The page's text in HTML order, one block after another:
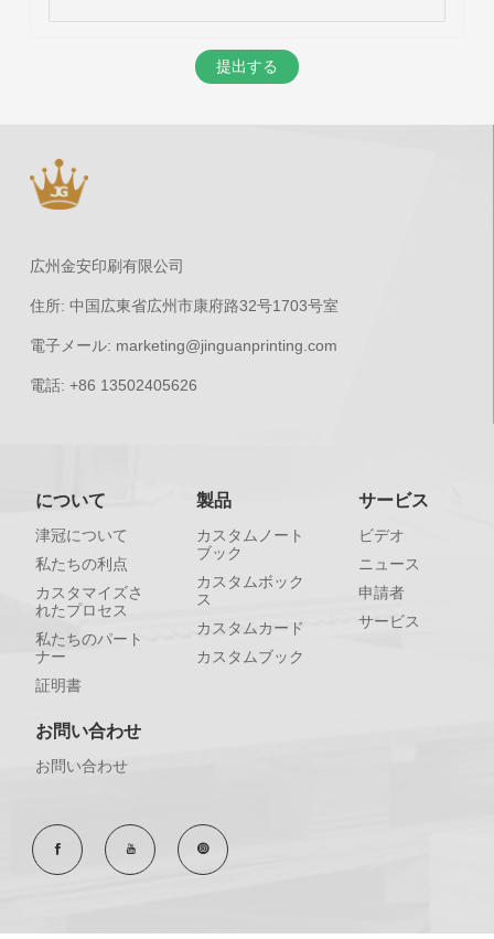
提出する
広州金安印刷有限公司
住所: 中国広東省広州市康府路32号1703号室
電子メール: marketing@jinguanprinting.com
電話: +86 13502405626
について
津冠について
私たちの利点
カスタマイズさ
れたプロセス
私たちのパート
ナー
証明書
製品
カスタムノート
ブック
カスタムボック
ス
カスタムカード
カスタムブック
サービス
ビデオ
ニュース
申請者
サービス
お問い合わせ
お問い合わせ